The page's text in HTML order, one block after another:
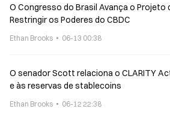
O Congresso do Brasil Avança o Projeto
Restringir os Poderes do CBDC
Ethan Brooks 06-13 00:38
O senador Scott relaciona o CLARITY
e às reservas de stablecoins
Ethan Brooks 06-12 22:38